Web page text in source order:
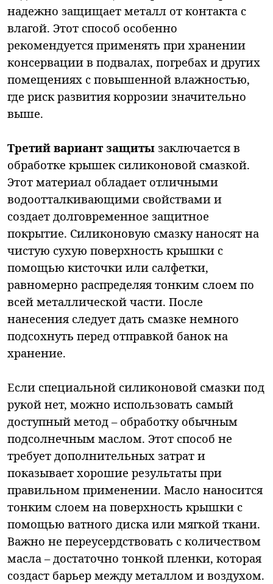
надежно защищает металл от контакта с
влагой. Этот способ особенно
рекомендуется применять при хранении
консервации в подвалах, погребах и других
помещениях с повышенной влажностью,
где риск развития коррозии значительно
выше.
Третий вариант защиты заключается в
обработке крышек силиконовой смазкой.
Этот материал обладает отличными
водоотталкивающими свойствами и
создает долговременное защитное
покрытие. Силиконовую смазку наносят на
чистую сухую поверхность крышки с
помощью кисточки или салфетки,
равномерно распределяя тонким слоем по
всей металлической части. После
нанесения следует дать смазке немного
подсохнуть перед отправкой банок на
хранение.
Если специальной силиконовой смазки под
рукой нет, можно использовать самый
доступный метод – обработку обычным
подсолнечным маслом. Этот способ не
требует дополнительных затрат и
показывает хорошие результаты при
правильном применении. Масло наносится
тонким слоем на поверхность крышки с
помощью ватного диска или мягкой ткани.
Важно не переусердствовать с количеством
масла – достаточно тонкой пленки, которая
создаст барьер между металлом и воздухом.